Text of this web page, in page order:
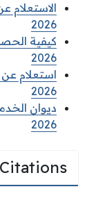
الاستعلام
2026
كيفية
2026
استعلام
2026
ديوان
2026
Citations